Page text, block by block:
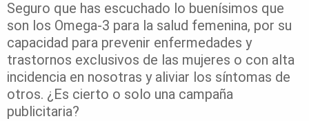
Seguro que has escuchado lo buenísimos que
son los Omega-3 para la salud femenina, por su
capacidad para prevenir enfermedades y
trastornos exclusivos de las mujeres o con alta
incidencia en nosotras y aliviar los síntomas de
otros. ¿Es cierto o solo una campaña
publicitaria?